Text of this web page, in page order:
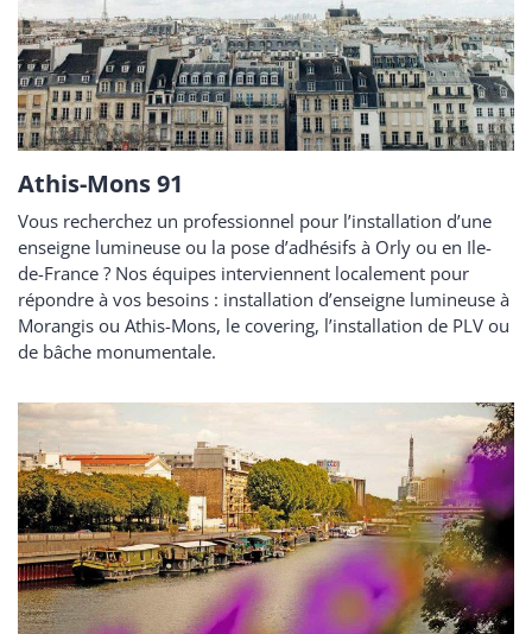
Athis-Mons 91
Vous recherchez un professionnel pour l’installation d’une
enseigne lumineuse ou la pose d’adhésifs à Orly ou en Ile-
de-France ? Nos équipes interviennent localement pour
répondre à vos besoins : installation d’enseigne lumineuse à
Morangis ou Athis-Mons, le covering, l’installation de PLV ou
de bâche monumentale.